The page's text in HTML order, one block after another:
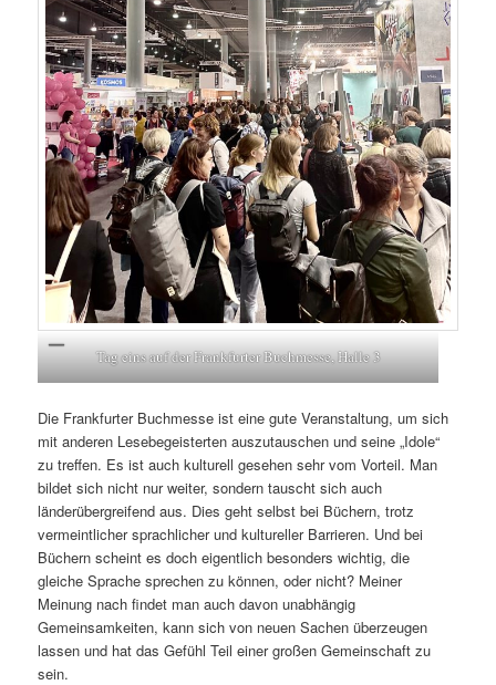
Tag eins auf der Frankfurter Buchmesse, Halle 3
Die Frankfurter Buchmesse ist eine gute Veranstaltung, um sich
mit anderen Lesebegeisterten auszutauschen und seine „Idole“
zu treffen. Es ist auch kulturell gesehen sehr vom Vorteil. Man
bildet sich nicht nur weiter, sondern tauscht sich auch
länderübergreifend aus. Dies geht selbst bei Büchern, trotz
vermeintlicher sprachlicher und kultureller Barrieren. Und bei
Büchern scheint es doch eigentlich besonders wichtig, die
gleiche Sprache sprechen zu können, oder nicht? Meiner
Meinung nach findet man auch davon unabhängig
Gemeinsamkeiten, kann sich von neuen Sachen überzeugen
lassen und hat das Gefühl Teil einer großen Gemeinschaft zu
sein.